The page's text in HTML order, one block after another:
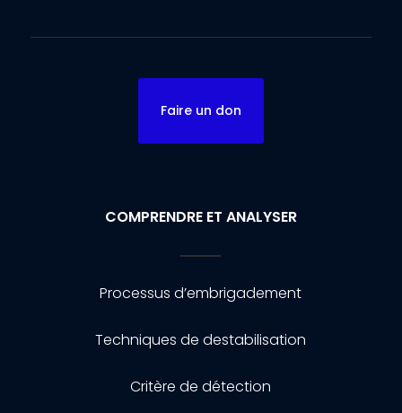
Faire un don
COMPRENDRE ET ANALYSER
Processus d’embrigadement
Techniques de destabilisation
Critère de détection